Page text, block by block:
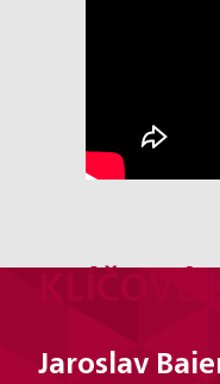
Jaroslav